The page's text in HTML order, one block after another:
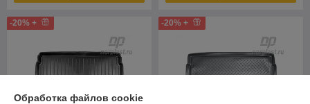
-20% + -20% +
Обработка файлов cookie